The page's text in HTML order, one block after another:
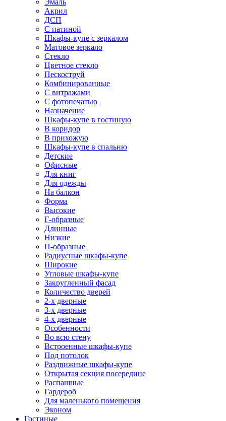
Эмаль
Акрил
ДСП
С патиной
Шкафы-купе с зеркалом
Матовое зеркало
Стекло
Цветное стекло
Пескоструй
Комбинированные
С витражами
С фотопечатью
Назначение
Шкафы-купе в гостиную
В коридор
В прихожую
Шкафы-купе в спальню
Детские
Офисные
Для книг
Для одежды
На балкон
Форма
Высокие
Г-образные
Длинные
Низкие
П-образные
Радиусные шкафы-купе
Широкие
Угловые шкафы-купе
Закругленный фасад
Количество дверей
2-х дверные
3-х дверные
4-х дверные
Особенности
Во всю стену
Встроенные шкафы-купе
Под потолок
Раздвижные шкафы-купе
Открытая секция посередине
Распашные
Гардероб
Для маленького помещения
Эконом
Гостиные